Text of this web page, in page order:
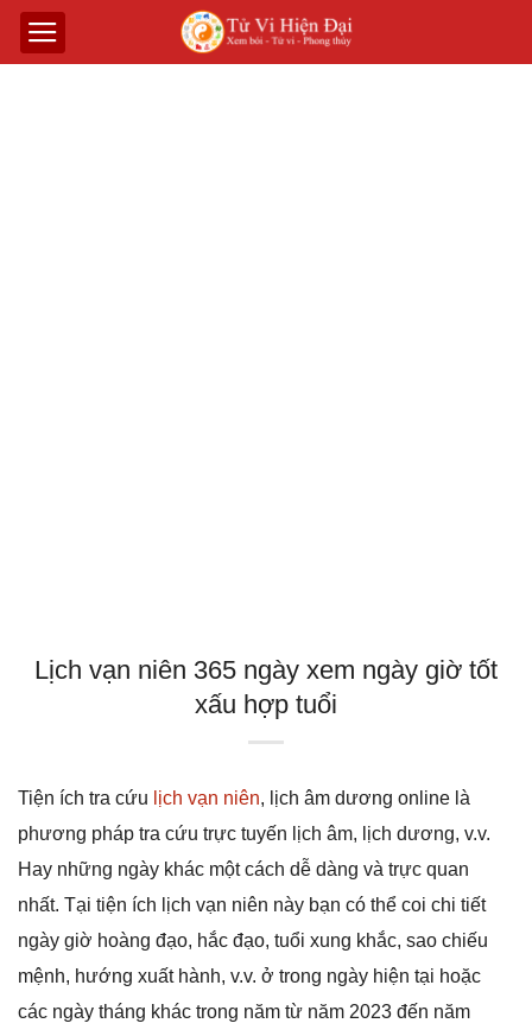
Lịch vạn niên 365 ngày xem ngày giờ tốt
xấu hợp tuổi
Tiện ích tra cứu lịch vạn niên, lịch âm dương online là
phương pháp tra cứu trực tuyến lịch âm, lịch dương, v.v.
Hay những ngày khác một cách dễ dàng và trực quan
nhất. Tại tiện ích lịch vạn niên này bạn có thể coi chi tiết
ngày giờ hoàng đạo, hắc đạo, tuổi xung khắc, sao chiếu
mệnh, hướng xuất hành, v.v. ở trong ngày hiện tại hoặc
các ngày tháng khác trong năm từ năm 2023 đến năm